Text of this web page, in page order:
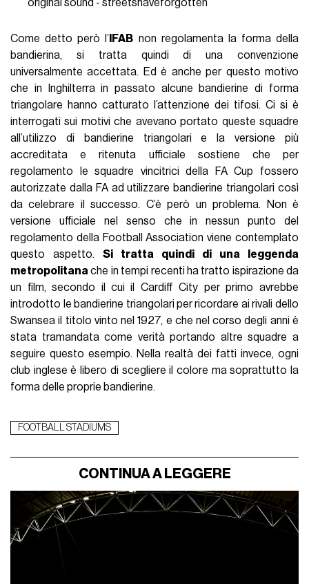
original sound - streetshaveforgotten
Come detto però l’ IFAB non regolamenta la forma della
bandierina, si tratta quindi di una convenzione
universalmente accettata. Ed è anche per questo motivo
che in Inghilterra in passato alcune bandierine di forma
triangolare hanno catturato l’attenzione dei tifosi. Ci si è
interrogati sui motivi che avevano portato queste squadre
all’utilizzo di bandierine triangolari e la versione più
accreditata e ritenuta ufficiale sostiene che per
regolamento le squadre vincitrici della FA Cup fossero
autorizzate dalla FA ad utilizzare bandierine triangolari così
da celebrare il successo. C’è però un problema. Non è
versione ufficiale nel senso che in nessun punto del
regolamento della Football Association viene contemplato
questo aspetto.Si tratta quindi di una leggenda
metropolitana che in tempi recenti ha tratto ispirazione da
un film, secondo il cui il Cardiff City per primo avrebbe
introdotto le bandierine triangolari per ricordare ai rivali dello
Swansea il titolo vinto nel 1927, e che nel corso degli anni è
stata tramandata come verità portando altre squadre a
seguire questo esempio. Nella realtà dei fatti invece, ogni
club inglese è libero di scegliere il colore ma soprattutto la
forma delle proprie bandierine.
FOOTBALL STADIUMS
CONTINUA A LEGGERE